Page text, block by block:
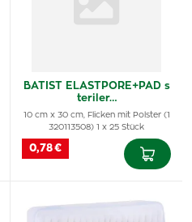
BATIST ELASTPORE+PAD s
teriler…
10 cm x 30 cm, Flicken mit Polster (1
320113508) 1 x 25 Stück
0,78 €